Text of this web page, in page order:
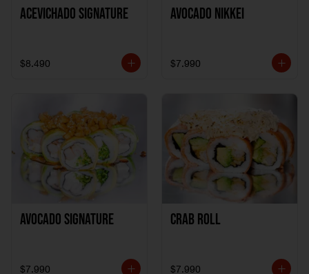
ACEVICHADO SIGNATURE
$8.490
AVOCADO NIKKEI
$7.990
AVOCADO SIGNATURE
$7.990
CRAB ROLL
$7.990